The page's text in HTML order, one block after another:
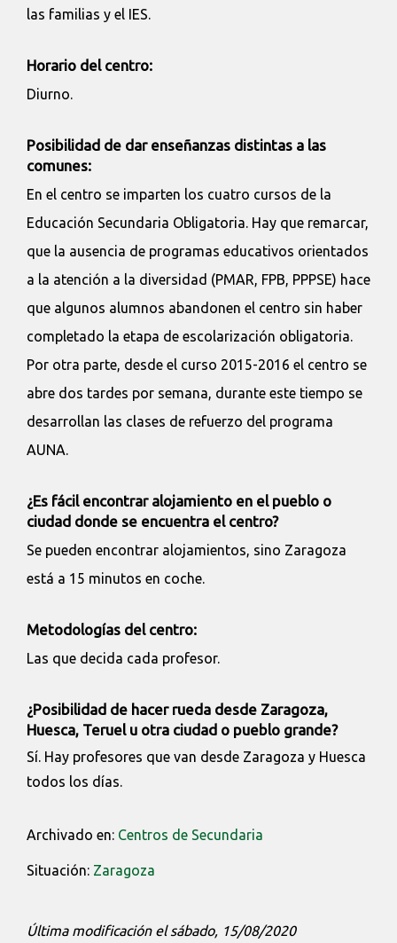
las familias y el IES.
Horario del centro:
Diurno.
Posibilidad de dar enseñanzas distintas a las
comunes:
En el centro se imparten los cuatro cursos de la
Educación Secundaria Obligatoria. Hay que remarcar,
que la ausencia de programas educativos orientados
a la atención a la diversidad (PMAR, FPB, PPPSE) hace
que algunos alumnos abandonen el centro sin haber
completado la etapa de escolarización obligatoria.
Por otra parte, desde el curso 2015-2016 el centro se
abre dos tardes por semana, durante este tiempo se
desarrollan las clases de refuerzo del programa
AUNA.
¿Es fácil encontrar alojamiento en el pueblo o
ciudad donde se encuentra el centro?
Se pueden encontrar alojamientos, sino Zaragoza
está a 15 minutos en coche.
Metodologías del centro:
Las que decida cada profesor.
¿Posibilidad de hacer rueda desde Zaragoza,
Huesca, Teruel u otra ciudad o pueblo grande?
Sí. Hay profesores que van desde Zaragoza y Huesca
todos los días.
Archivado en: Centros de Secundaria
Situación: Zaragoza
Última modificación el sábado, 15/08/2020